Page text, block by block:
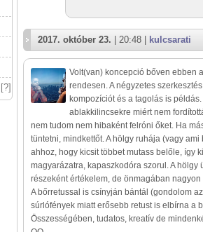
[?]
2017. október 23. | 20:48 | kulcsarati
Volt(van) koncepció bőven ebben
rendesen. A négyzetes
kompozíciót és a tagolás is
ablakkilincsekre miért nem
nem tudom nem hibaként felróni őket. Ha
tüntetni, mindkettőt. A hölgy ruhája (vagy
ahhoz, hogy kicsit többet mutass belőle, így
magyarázatra, kapaszkodóra szorul. A hölgy
részeként értékelem, de önmagában nagyon
A bőrretussal is csínyján bántál (gondolom
súrlófények miatt erősebb retust is elbírna a
Összességében, tudatos, kreatív de